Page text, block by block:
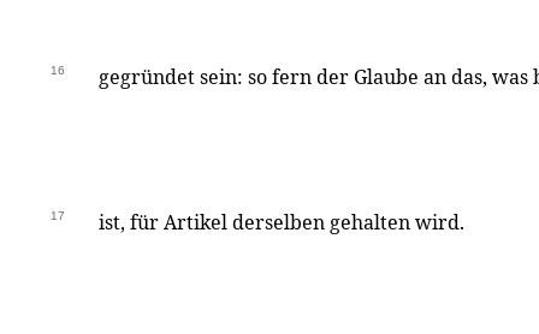
16 gegründet sein: so fern der Glaube an das,
17 ist, für Artikel derselben gehalten wird.